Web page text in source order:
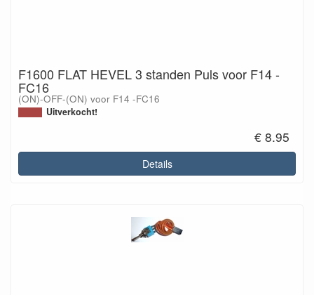
F1600 FLAT HEVEL 3 standen Puls voor F14 -
FC16
(ON)-OFF-(ON) voor F14 -FC16
Uitverkocht!
€ 8.95
Details